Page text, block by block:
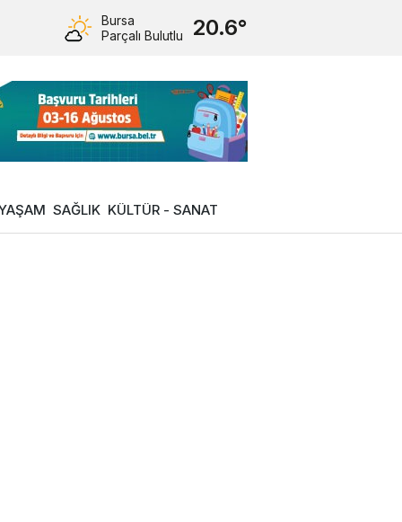
Bursa
Parçalı Bulutlu
20.6°
SAĞLIK KÜLTÜR - SANAT